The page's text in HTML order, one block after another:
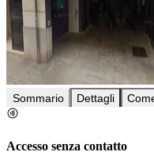
Sommario Dettagli
Accesso senza contatto